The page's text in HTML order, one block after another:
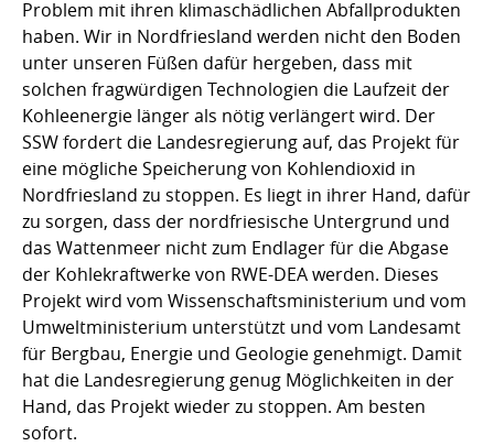
Problem mit ihren klimaschädlichen Abfallprodukten
haben. Wir in Nordfriesland werden nicht den Boden
unter unseren Füßen dafür hergeben, dass mit
solchen fragwürdigen Technologien die Laufzeit der
Kohleenergie länger als nötig verlängert wird. Der
SSW fordert die Landesregierung auf, das Projekt für
eine mögliche Speicherung von Kohlendioxid in
Nordfriesland zu stoppen. Es liegt in ihrer Hand, dafür
zu sorgen, dass der nordfriesische Untergrund und
das Wattenmeer nicht zum Endlager für die Abgase
der Kohlekraftwerke von RWE-DEA werden. Dieses
Projekt wird vom Wissenschaftsministerium und vom
Umweltministerium unterstützt und vom Landesamt
für Bergbau, Energie und Geologie genehmigt. Damit
hat die Landesregierung genug Möglichkeiten in der
Hand, das Projekt wieder zu stoppen. Am besten
sofort.